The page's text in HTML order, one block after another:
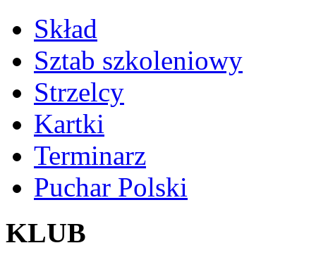
Skład
Sztab szkoleniowy
Strzelcy
Kartki
Terminarz
Puchar Polski
KLUB